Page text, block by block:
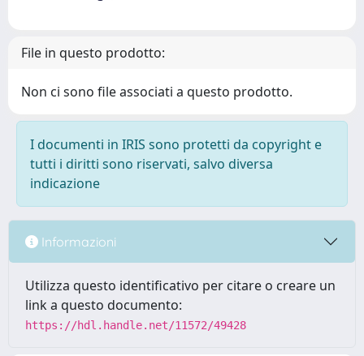
File in questo prodotto:
Non ci sono file associati a questo prodotto.
I documenti in IRIS sono protetti da copyright e
tutti i diritti sono riservati, salvo diversa
indicazione
Informazioni
Utilizza questo identificativo per citare o creare un
link a questo documento:
https://hdl.handle.net/11572/49428